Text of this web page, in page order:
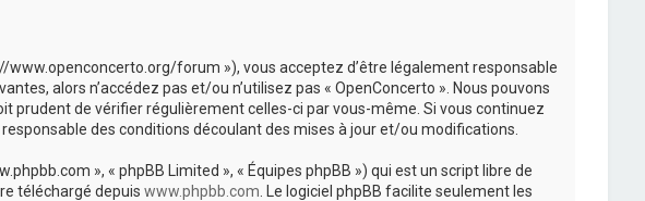
www.openconcerto.org/forum »), vous acceptez d’être légalement responsable
alors n’accédez pas et/ou n’utilisez pas « OpenConcerto ». Nous pouvons
prudent de vérifier régulièrement celles-ci par vous-même. Si vous continuez
des conditions découlant des mises à jour et/ou modifications.
», « phpBB Limited », « Équipes phpBB ») qui est un script libre de
téléchargé depuis www.phpbb.com . Le logiciel phpBB facilite seulement les